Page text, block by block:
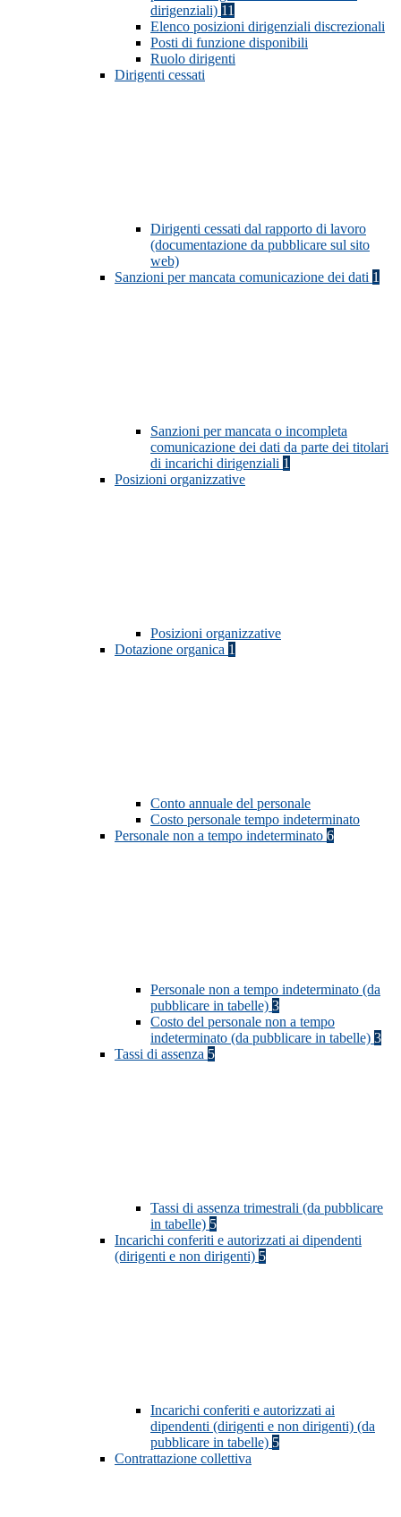
dirigenziali) 11
Elenco posizioni dirigenziali discrezionali
Posti di funzione disponibili
Ruolo dirigenti
Dirigenti cessati
Dirigenti cessati dal rapporto di lavoro
(documentazione da pubblicare sul sito
web)
Sanzioni per mancata comunicazione dei dati 1
Sanzioni per mancata o incompleta
comunicazione dei dati da parte dei titolari
di incarichi dirigenziali 1
Posizioni organizzative
Posizioni organizzative
Dotazione organica 1
Conto annuale del personale
Costo personale tempo indeterminato
Personale non a tempo indeterminato 6
Personale non a tempo indeterminato (da
pubblicare in tabelle) 3
Costo del personale non a tempo
indeterminato (da pubblicare in tabelle) 3
Tassi di assenza 5
Tassi di assenza trimestrali (da pubblicare
in tabelle) 5
Incarichi conferiti e autorizzati ai dipendenti
(dirigenti e non dirigenti) 5
Incarichi conferiti e autorizzati ai
dipendenti (dirigenti e non dirigenti) (da
pubblicare in tabelle) 5
Contrattazione collettiva